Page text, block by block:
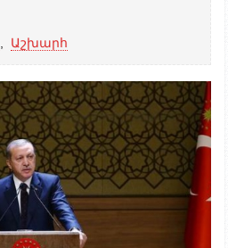
Աշխարհ